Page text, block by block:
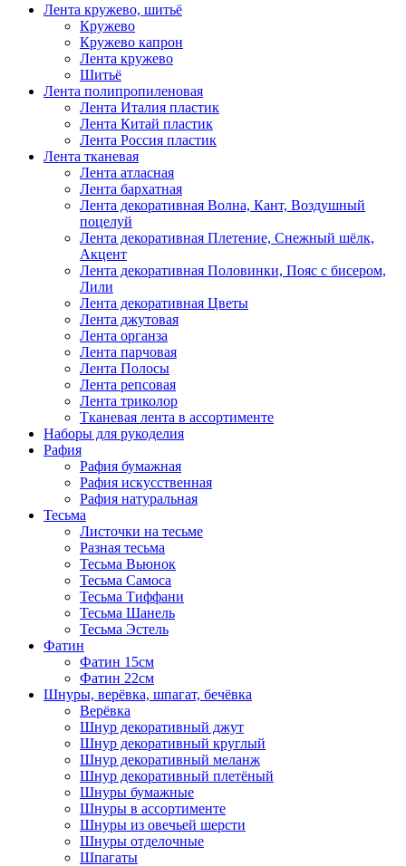
Лента кружево, шитьё
Кружево
Кружево капрон
Лента кружево
Шитьё
Лента полипропиленовая
Лента Италия пластик
Лента Китай пластик
Лента Россия пластик
Лента тканевая
Лента атласная
Лента бархатная
Лента декоративная Волна, Кант, Воздушный
поцелуй
Лента декоративная Плетение, Снежный шёлк,
Акцент
Лента декоративная Половинки, Пояс с бисером,
Лили
Лента декоративная Цветы
Лента джутовая
Лента органза
Лента парчовая
Лента Полосы
Лента репсовая
Лента триколор
Тканевая лента в ассортименте
Наборы для рукоделия
Рафия
Рафия бумажная
Рафия искусственная
Рафия натуральная
Тесьма
Листочки на тесьме
Разная тесьма
Тесьма Вьюнок
Тесьма Самоса
Тесьма Тиффани
Тесьма Шанель
Тесьма Эстель
Фатин
Фатин 15см
Фатин 22см
Шнуры, верёвка, шпагат, бечёвка
Верёвка
Шнур декоративный джут
Шнур декоративный круглый
Шнур декоративный меланж
Шнур декоративный плетёный
Шнуры бумажные
Шнуры в ассортименте
Шнуры из овечьей шерсти
Шнуры отделочные
Шпагаты